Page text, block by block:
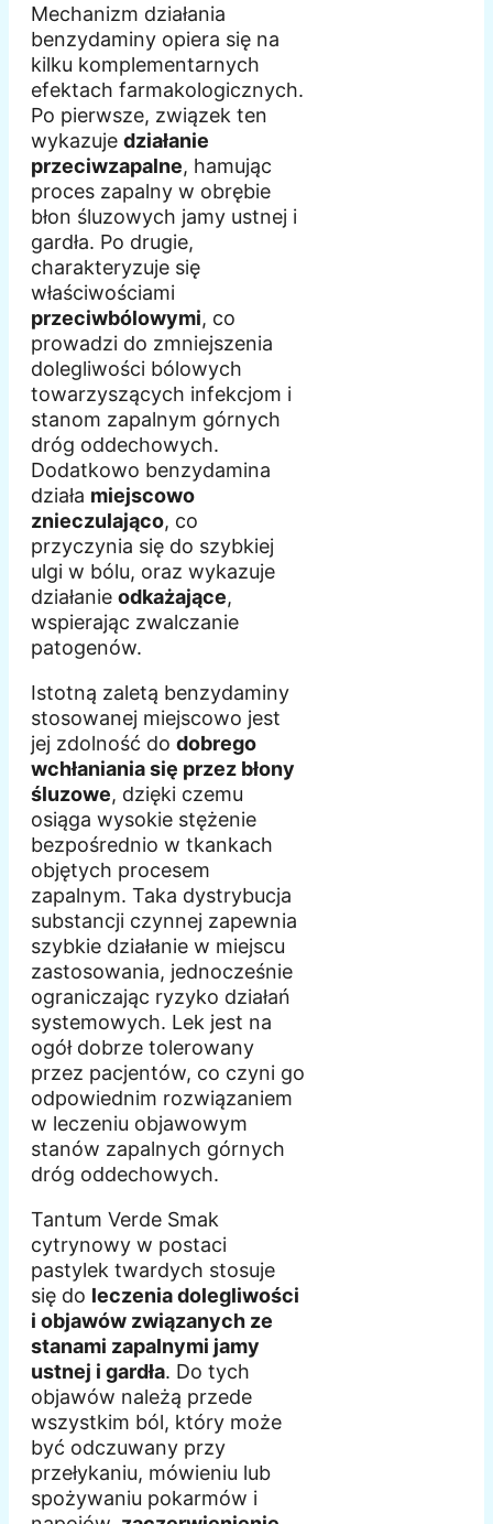
Mechanizm działania
benzydaminy opiera się na
kilku komplementarnych
efektach farmakologicznych.
Po pierwsze, związek ten
wykazuje działanie
przeciwzapalne, hamując
proces zapalny w obrębie
błon śluzowych jamy ustnej i
gardła. Po drugie,
charakteryzuje się
właściwościami
przeciwbólowymi, co
prowadzi do zmniejszenia
dolegliwości bólowych
towarzyszących infekcjom i
stanom zapalnym górnych
dróg oddechowych.
Dodatkowo benzydamina
działa miejscowo
znieczulająco, co
przyczynia się do szybkiej
ulgi w bólu, oraz wykazuje
działanie odkażające,
wspierając zwalczanie
patogenów.
Istotną zaletą benzydaminy
stosowanej miejscowo jest
jej zdolność do dobrego
wchłaniania się przez błony
śluzowe, dzięki czemu
osiąga wysokie stężenie
bezpośrednio w tkankach
objętych procesem
zapalnym. Taka dystrybucja
substancji czynnej zapewnia
szybkie działanie w miejscu
zastosowania, jednocześnie
ograniczając ryzyko działań
systemowych. Lek jest na
ogół dobrze tolerowany
przez pacjentów, co czyni go
odpowiednim rozwiązaniem
w leczeniu objawowym
stanów zapalnych górnych
dróg oddechowych.
Tantum Verde Smak
cytrynowy w postaci
pastylek twardych stosuje
się do leczenia dolegliwości
i objawów związanych ze
stanami zapalnymi jamy
ustnej i gardła. Do tych
objawów należą przede
wszystkim ból, który może
być odczuwany przy
przełykaniu, mówieniu lub
spożywaniu pokarmów i